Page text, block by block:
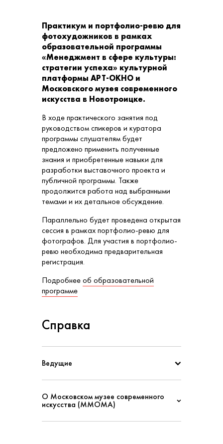
Практикум и портфолио-ревю для
фотохудожников в рамках
образовательной программы
«Менеджмент в сфере культуры:
стратегии успеха» культурной
платформы АРТ-ОКНО и
Московского музея современного
искусства в Новотроицке.
В ходе практического занятия под
руководством спикеров и куратора
программы слушателям будет
предложено применить полученные
знания и приобретенные навыки для
разработки выставочного проекта и
публичной программы. Также
продолжится работа над выбранными
темами и их детальное обсуждение.
Параллельно будет проведена открытая
сессия в рамках портфолио-ревю для
фотографов. Для участия в портфолио-
ревю необходима предварительная
регистрация.
Подробнееоб образовательной
программе
Справка
Ведущие
О Московском музее современного
искусства (ММОМА)